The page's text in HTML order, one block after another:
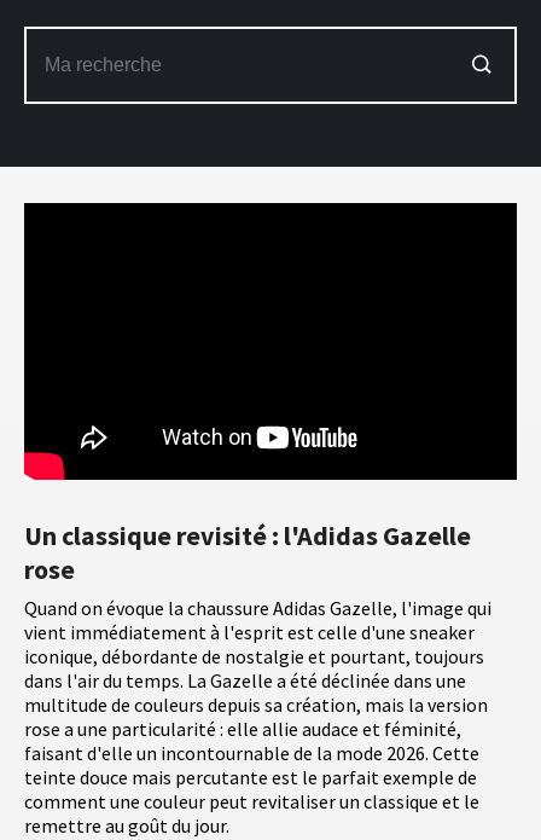
Un classique revisité : l'Adidas Gazelle
rose
Quand on évoque la chaussure Adidas Gazelle, l'image qui
vient immédiatement à l'esprit est celle d'une sneaker
iconique, débordante de nostalgie et pourtant, toujours
dans l'air du temps. La Gazelle a été déclinée dans une
multitude de couleurs depuis sa création, mais la version
rose a une particularité : elle allie audace et féminité,
faisant d'elle un incontournable de la mode 2026. Cette
teinte douce mais percutante est le parfait exemple de
comment une couleur peut revitaliser un classique et le
remettre au goût du jour.